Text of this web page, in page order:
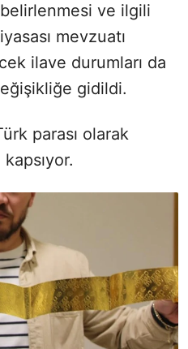
ve ilgili
mevzuatı
ilave durumları da
gidildi.
parası olarak